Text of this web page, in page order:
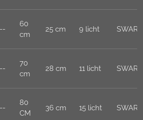
60
cm
25 cm 9 licht
70
cm
28 cm 11 licht
80
CM
36 cm 15 licht